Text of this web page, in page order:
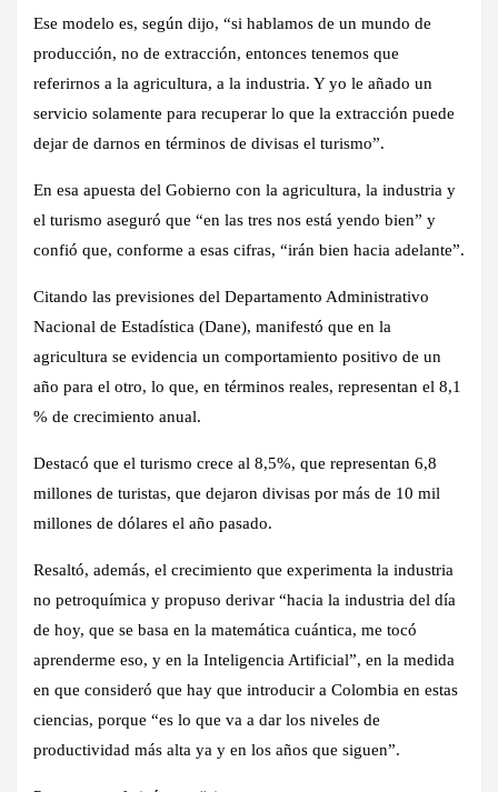
Ese modelo es, según dijo, “si hablamos de un mundo de
producción, no de extracción, entonces tenemos que
referirnos a la agricultura, a la industria. Y yo le añado un
servicio solamente para recuperar lo que la extracción puede
dejar de darnos en términos de divisas el turismo”.
En esa apuesta del Gobierno con la agricultura, la industria y
el turismo aseguró que “en las tres nos está yendo bien” y
confió que, conforme a esas cifras, “irán bien hacia adelante”.
Citando las previsiones del Departamento Administrativo
Nacional de Estadística (Dane), manifestó que en la
agricultura se evidencia un comportamiento positivo de un
año para el otro, lo que, en términos reales, representan el 8,1
% de crecimiento anual.
Destacó que el turismo crece al 8,5%, que representan 6,8
millones de turistas, que dejaron divisas por más de 10 mil
millones de dólares el año pasado.
Resaltó, además, el crecimiento que experimenta la industria
no petroquímica y propuso derivar “hacia la industria del día
de hoy, que se basa en la matemática cuántica, me tocó
aprenderme eso, y en la Inteligencia Artificial”, en la medida
en que consideró que hay que introducir a Colombia en estas
ciencias, porque “es lo que va a dar los niveles de
productividad más alta ya y en los años que siguen”.